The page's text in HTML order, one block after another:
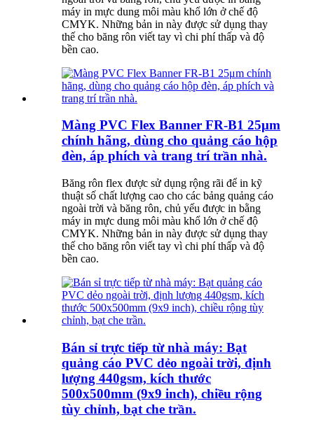
máy in mực dung môi màu khổ lớn ở chế độ
CMYK. Những bản in này được sử dụng thay
thế cho băng rôn viết tay vì chi phí thấp và độ
bền cao.
Màng PVC Flex Banner FR-B1 25μm
chính hãng, dùng cho quảng cáo hộp
đèn, áp phích và trang trí trần nhà.
Băng rôn flex được sử dụng rộng rãi để in kỹ
thuật số chất lượng cao cho các bảng quảng cáo
ngoài trời và băng rôn, chủ yếu được in bằng
máy in mực dung môi màu khổ lớn ở chế độ
CMYK. Những bản in này được sử dụng thay
thế cho băng rôn viết tay vì chi phí thấp và độ
bền cao.
Bán sỉ trực tiếp từ nhà máy: Bạt
quảng cáo PVC dẻo ngoài trời, định
lượng 440gsm, kích thước
500x500mm (9x9 inch), chiều rộng
tùy chỉnh, bạt che trần.